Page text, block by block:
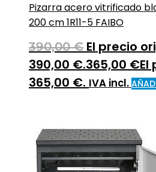
Pizarra acero vitrificado
200 cm 1R11-5 FAIBO
390,00€ El precio
390,00 €.365,00 €El
365,00 €. IVA incl.